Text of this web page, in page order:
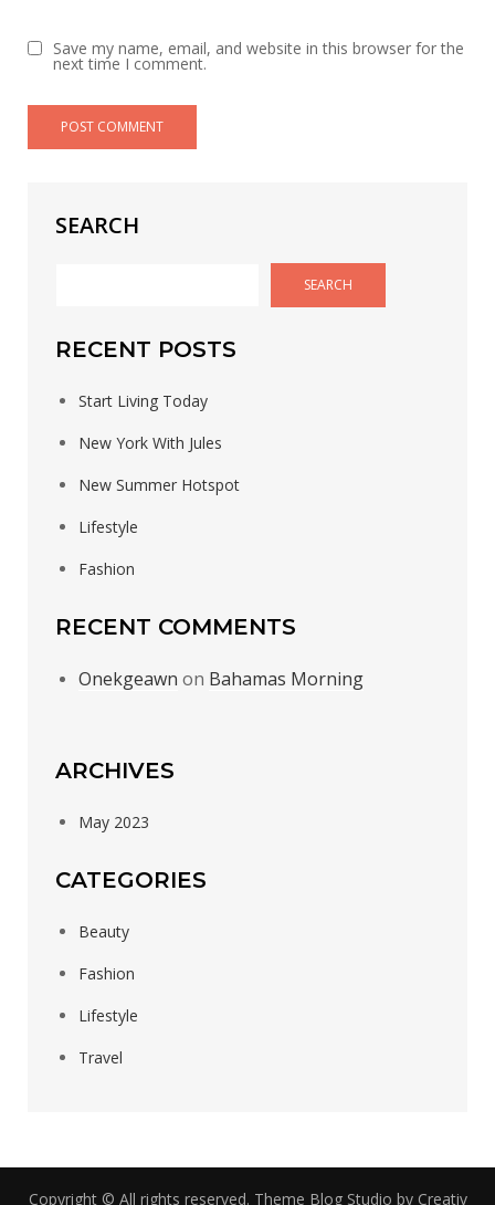
Save my name, email, and website in this browser for the
next time I comment.
SEARCH
SEARCH
RECENT POSTS
Start Living Today
New York With Jules
New Summer Hotspot
Lifestyle
Fashion
RECENT COMMENTS
Onekgeawn on Bahamas Morning
ARCHIVES
May 2023
CATEGORIES
Beauty
Fashion
Lifestyle
Travel
Copyright © All rights reserved. Theme Blog Studio by Creativ